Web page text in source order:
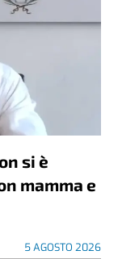
si è
mamma e
5 AGOSTO 2026